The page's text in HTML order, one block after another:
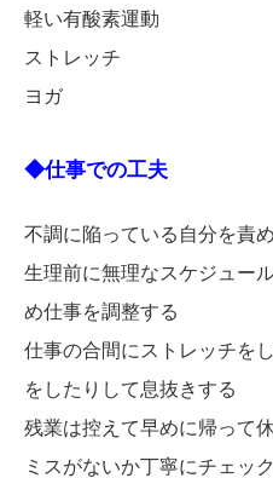
軽い有酸素運動
ストレッチ
ヨガ
◆仕事での工夫
不調に陥っている自分を責
生理前に無理なスケジュー
め仕事を調整する
仕事の合間にストレッチを
をしたりして息抜きする
残業は控えて早めに帰って
ミスがないか丁寧にチェッ